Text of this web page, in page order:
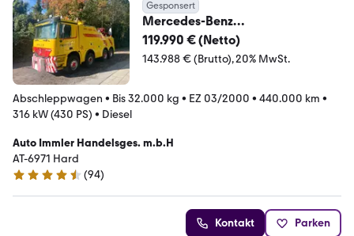
Gesponsert
Mercedes-Benz
ACTROS*3243*BERGEFAHRZEUG
*MP-AUFBAU-2008-BAUJAHR
119.990 € (Netto)
143.988 € (Brutto) 20% MwSt.
Abschleppwagen • Bis 32.000 kg • EZ 03/2000 • 440.000 km •
316 kW (430 PS) • Diesel
Auto Immler Handelsges. m.b.H
AT-6971 Hard
4.4 Sterne
(94)
Kontakt Parken